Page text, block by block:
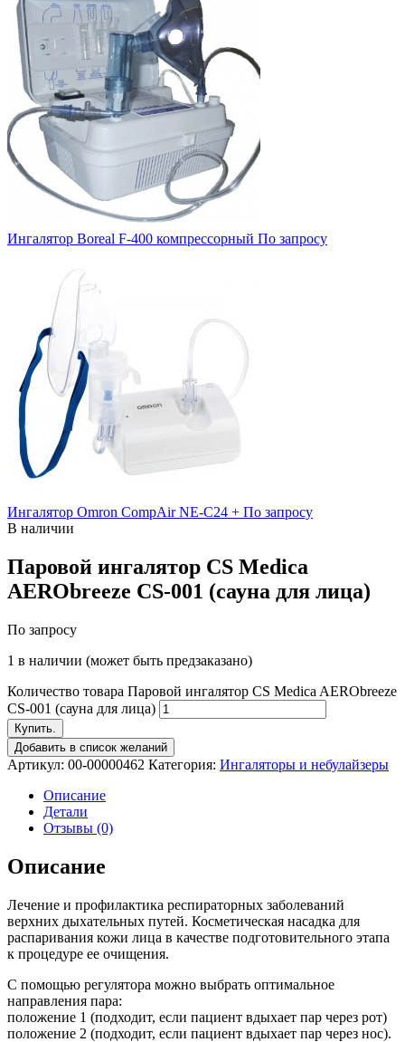
Ингалятор Boreal F-400 компрессорный По запросу
Ингалятор Omron CompAir NE-C24 + По запросу
В наличии
Паровой ингалятор CS Medica
AERObreeze CS-001 (сауна для лица)
По запросу
1 в наличии (может быть предзаказано)
Количество товара Паровой ингалятор CS Medica AERObreeze
CS-001 (сауна для лица)
Купить.
Добавить в список желаний
Артикул: 00-00000462 Категория: Ингаляторы и небулайзеры
Описание
Детали
Отзывы (0)
Описание
Лечение и профилактика респираторных заболеваний
верхних дыхательных путей. Косметическая насадка для
распаривания кожи лица в качестве подготовительного этапа
к процедуре ее очищения.
С помощью регулятора можно выбрать оптимальное
направления пара:
положение 1 (подходит, если пациент вдыхает пар через рот)
положение 2 (подходит, если пациент вдыхает пар через нос).